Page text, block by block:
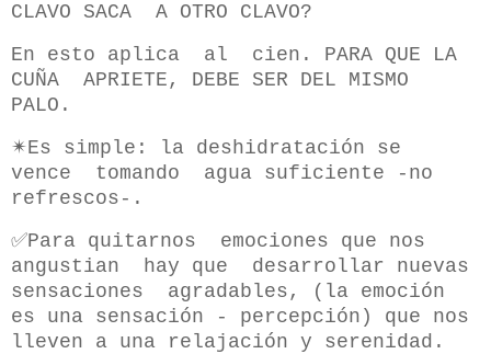
CLAVO SACA A OTRO CLAVO?
En esto aplica al cien. PARA QUE LA
CUÑA APRIETE, DEBE SER DEL MISMO
PALO.
✴Es simple: la deshidratación se
vence tomando agua suficiente -no
refrescos-.
✅Para quitarnos emociones que nos
angustian hay que desarrollar nuevas
sensaciones agradables, (la emoción
es una sensación - percepción) que nos
lleven a una relajación y serenidad.